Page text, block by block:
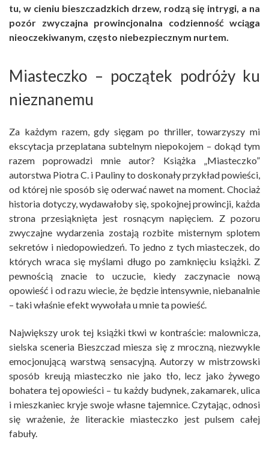
tu, w cieniu bieszczadzkich drzew, rodzą się intrygi, a na
pozór zwyczajna prowincjonalna codzienność wciąga
nieoczekiwanym, często niebezpiecznym nurtem.
Miasteczko – początek podróży ku
nieznanemu
Za każdym razem, gdy sięgam po thriller, towarzyszy mi
ekscytacja przeplatana subtelnym niepokojem – dokąd tym
razem poprowadzi mnie autor? Książka „Miasteczko”
autorstwa Piotra C. i Pauliny to doskonały przykład powieści,
od której nie sposób się oderwać nawet na moment. Chociaż
historia dotyczy, wydawałoby się, spokojnej prowincji, każda
strona przesiąknięta jest rosnącym napięciem. Z pozoru
zwyczajne wydarzenia zostają rozbite misternym splotem
sekretów i niedopowiedzeń. To jedno z tych miasteczek, do
których wraca się myślami długo po zamknięciu książki. Z
pewnością znacie to uczucie, kiedy zaczynacie nową
opowieść i od razu wiecie, że będzie intensywnie, niebanalnie
– taki właśnie efekt wywołała u mnie ta powieść.
Największy urok tej książki tkwi w kontraście: malownicza,
sielska sceneria Bieszczad miesza się z mroczną, niezwykle
emocjonującą warstwą sensacyjną. Autorzy w mistrzowski
sposób kreują miasteczko nie jako tło, lecz jako żywego
bohatera tej opowieści – tu każdy budynek, zakamarek, ulica
i mieszkaniec kryje swoje własne tajemnice. Czytając, odnosi
się wrażenie, że literackie miasteczko jest pulsem całej
fabuły.